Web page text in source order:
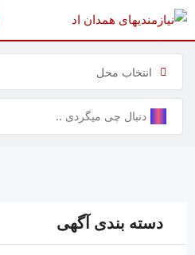
پرش
محتوا
انتخاب محل
دسته بندی آگهی